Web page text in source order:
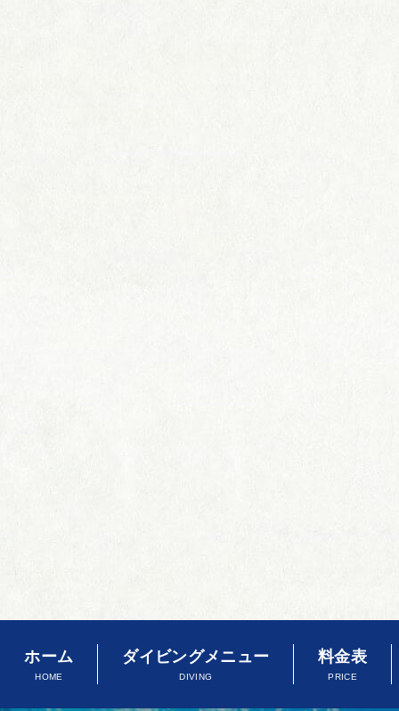
ホーム
HOME
ダイビングメニュー
DIVING
料金表
PRICE